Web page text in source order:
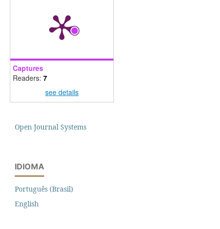
Captures
Readers: 7
see details
Open Journal Systems
IDIOMA
Português (Brasil)
English